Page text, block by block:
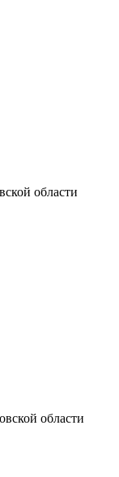
области
области